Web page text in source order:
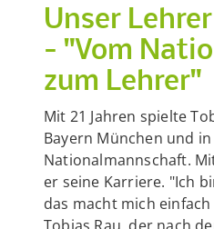
Unser
- "Vom
zum Lehrer"
Mit 21 Jahren spielte
Bayern München und
Nationalmannschaft.
er seine Karriere. "Ich
das macht mich